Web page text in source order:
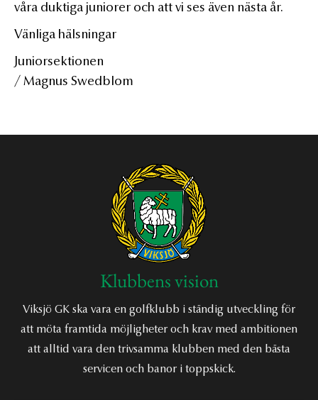
våra duktiga juniorer och att vi ses även nästa år.
Vänliga hälsningar
Juniorsektionen
/ Magnus Swedblom
Klubbens vision
Viksjö GK ska vara en golfklubb i ständig utveckling för
att möta framtida möjligheter och krav med ambitionen
att alltid vara den trivsamma klubben med den bästa
servicen och banor i toppskick.